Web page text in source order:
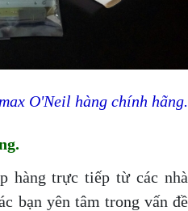
O'Neil hàng chính hãng.
hàng trực tiếp từ các nhà
bạn yên tâm trong vấn đề